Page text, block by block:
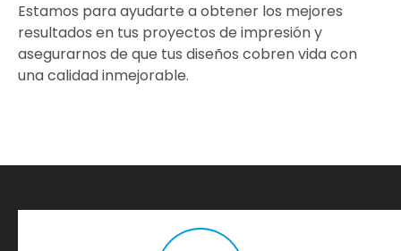
Estamos para ayudarte a obtener los mejores
resultados en tus proyectos de impresión y
asegurarnos de que tus diseños cobren vida con
una calidad inmejorable.